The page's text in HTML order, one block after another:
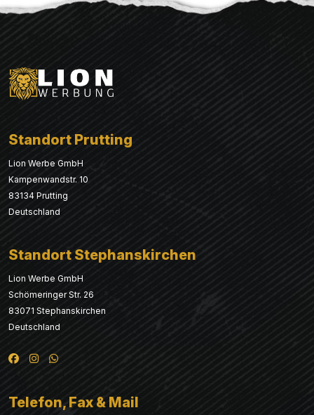
Standort Prutting
Lion Werbe GmbH
Kampenwandstr. 10
83134 Prutting
Deutschland
Standort Stephanskirchen
Lion Werbe GmbH
Schömeringer Str. 26
83071 Stephanskirchen
Deutschland
Telefon, Fax & Mail